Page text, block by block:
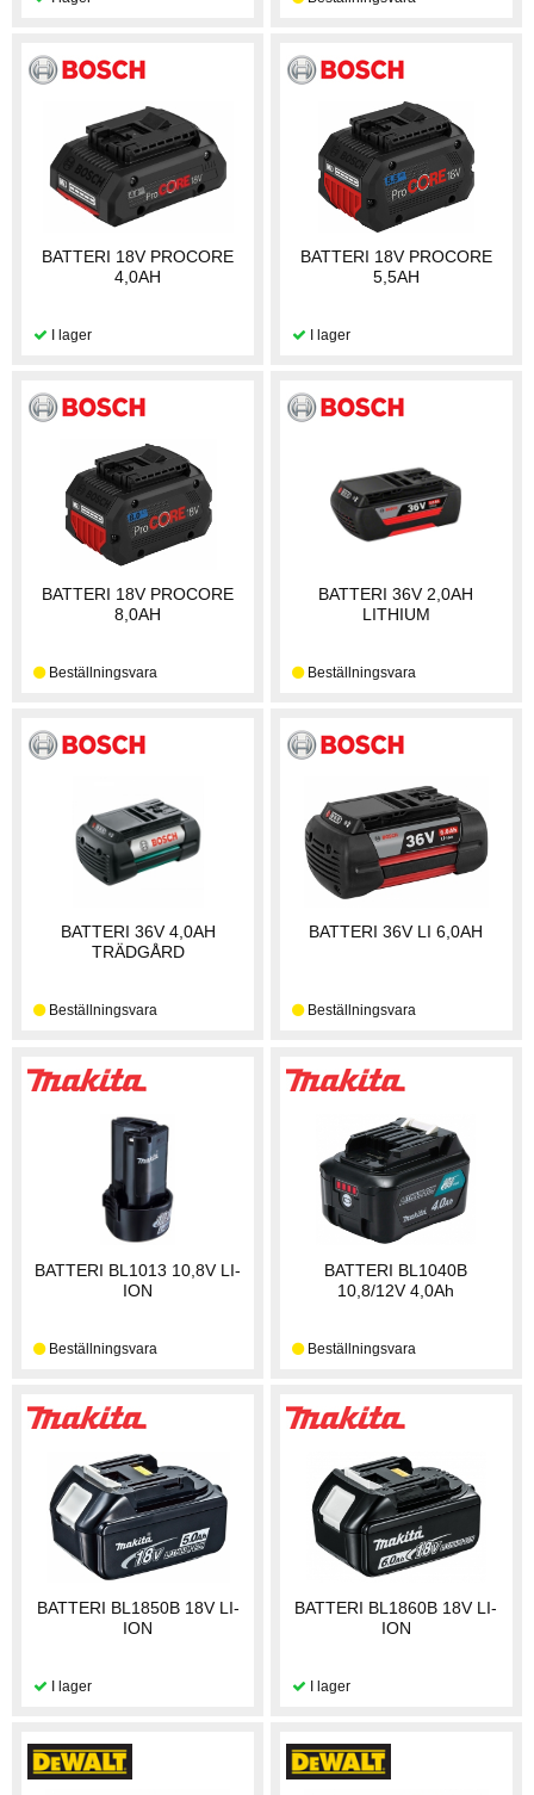
BATTERI 18V PROCORE
4,0AH
BATTERI 18V PROCORE
5,5AH
BATTERI 18V PROCORE
8,0AH
BATTERI 36V 2,0AH
LITHIUM
BATTERI 36V 4,0AH
TRÄDGÅRD
BATTERI 36V LI 6,0AH
BATTERI BL1013 10,8V LI-
ION
BATTERI BL1040B
10,8/12V 4,0Ah
BATTERI BL1850B 18V LI-
ION
BATTERI BL1860B 18V LI-
ION